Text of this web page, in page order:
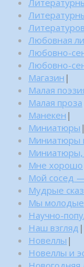
Любовная
Любовно-
Любовно-
Магазин |
Малая
Малая проза
Манекен |
Миниатюры |
Миниатюры
Миниатюры,
Мне хорошо
Мой сосед
Мудрые
Мы молодые
Научно-
Наш взгляд |
Новеллы |
Новеллы и